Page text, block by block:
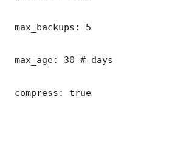
max_backups: 5
max_age: 30 # days
compress: true